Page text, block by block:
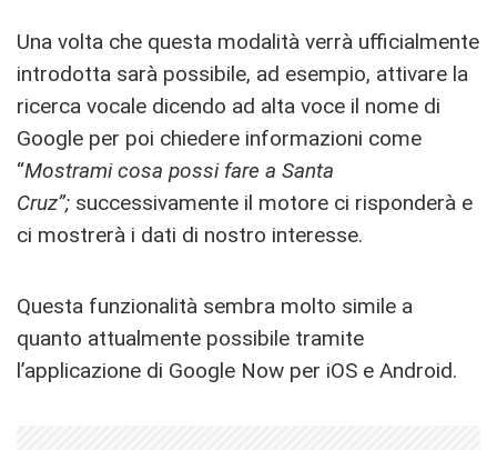
Una volta che questa modalità verrà ufficialmente
introdotta sarà possibile, ad esempio, attivare la
ricerca vocale dicendo ad alta voce il nome di
Google per poi chiedere informazioni come
“Mostrami cosa possi fare a Santa
Cruz”; successivamente il motore ci risponderà e
ci mostrerà i dati di nostro interesse.
Questa funzionalità sembra molto simile a
quanto attualmente possibile tramite
l’applicazione di Google Now per iOS e Android.